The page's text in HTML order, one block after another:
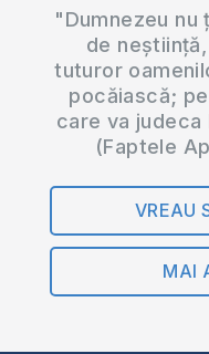
"Dumnezeu nu
de
tuturor
pocăiască;
care va judeca
(Faptele
VREAU
MAI